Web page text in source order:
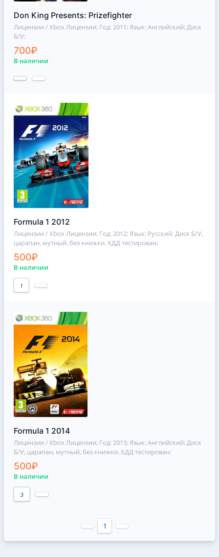
Don King Presents: Prizefighter
Лицензии / Xbox Лицензии; Год: 2011; Язык: Английский; Диск
Б/У;
700₽
В наличии
Formula 1 2012
Лицензии / Xbox Лицензии; Год: 2012; Язык: Русский; Диск Б/У,
царапан, мутный, без книжки, ХДД тестирован;
500₽
В наличии
1
Formula 1 2014
Лицензии / Xbox Лицензии; Год: 2013; Язык: Английский; Диск
Б/У, царапан, мутный, без книжки, ХДД тестирован;
500₽
В наличии
3
1